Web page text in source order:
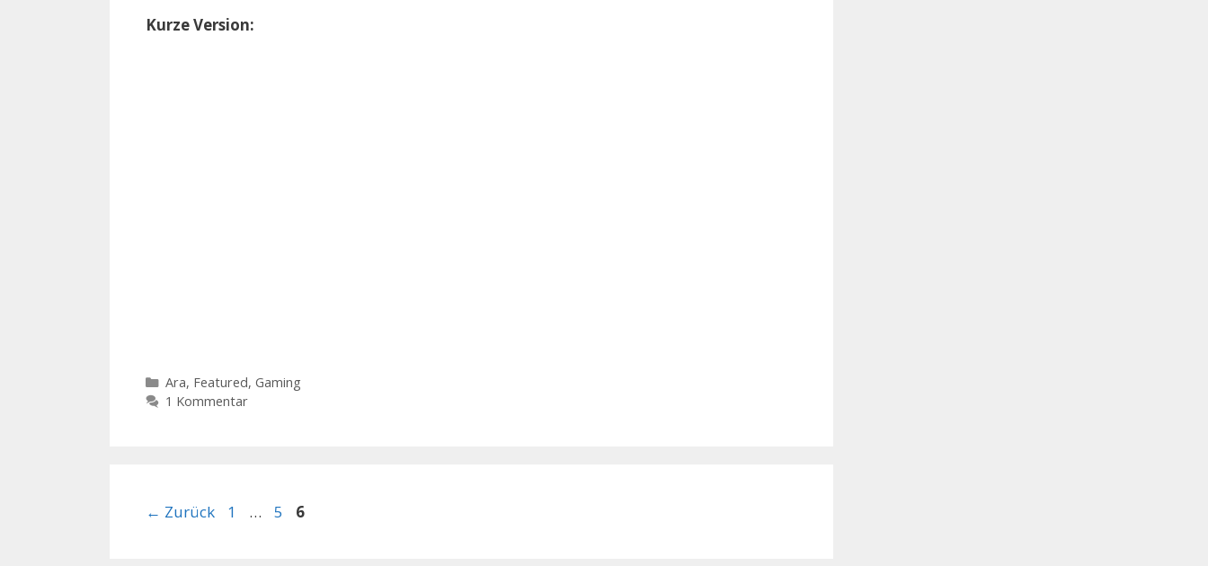
Kurze Version:
Kategorien
Ara, Featured, Gaming
1 Kommentar
← Zurück Seite
1 … Seite
5 Seite
6